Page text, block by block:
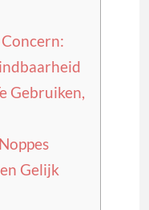
Gebruiken,
Gelijk